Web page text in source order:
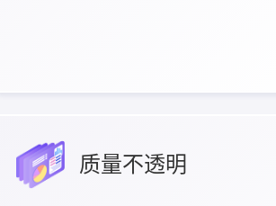
质量不透明